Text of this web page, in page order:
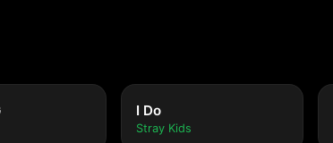
I Do
Stray Kids